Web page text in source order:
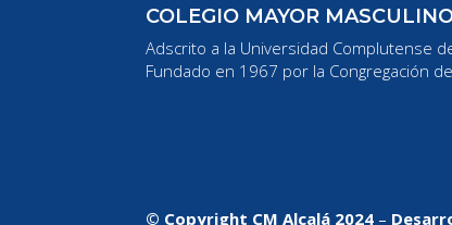
COLEGIO MAYOR
Adscrito a la Universidad Complutense
Fundado en 1967 por la Congregación
© Copyright CM Alcalá 2024 –